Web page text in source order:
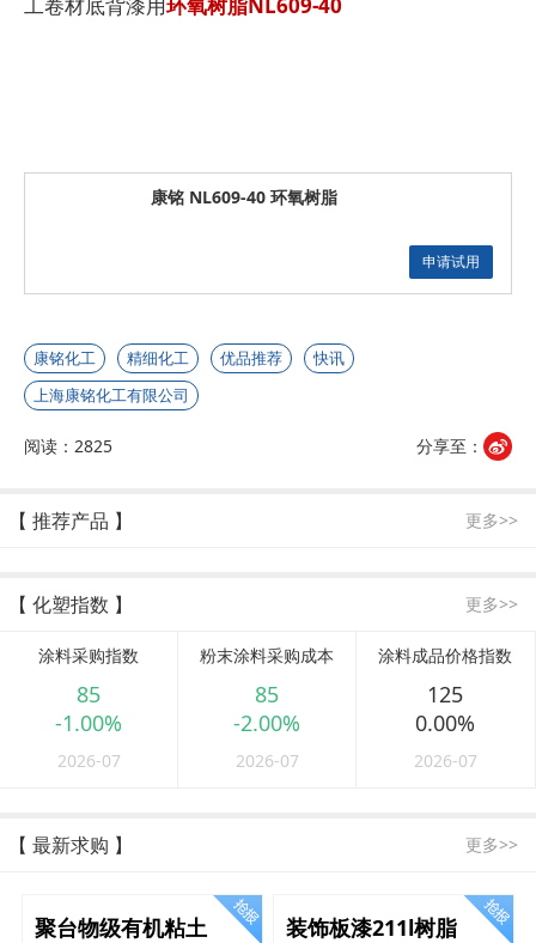
工卷材底背漆用环氧树脂NL609-40
康铭 NL609-40 环氧树脂
申请试用
康铭化工 精细化工 优品推荐
快讯
上海康铭化工有限公司
阅读：2825 分享至：
【 推荐产品 】 更多>>
【 化塑指数 】 更多>>
涂料采购指数
85
-1.00%
2026-07
粉末涂料采购成本
85
-2.00%
2026-07
涂料成品价格指数
125
0.00%
2026-07
【 最新求购 】 更多>>
聚台物级有机粘土 装饰板漆211l树脂